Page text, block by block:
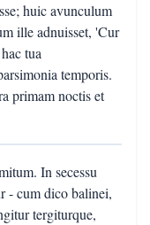
huic avunculum
ille adnuisset, 'Cur
tua
temporis.
primam noctis et
In secessu
- cum dico balinei,
tergiturque,